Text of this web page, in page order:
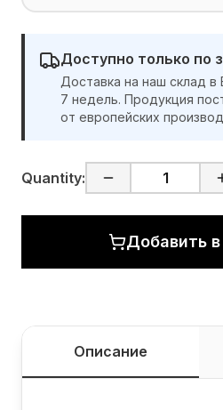
Доступно только по
Доставка на наш склад
7 недель. Продукция
от европейских
Quantity:
Добавить в
Описание